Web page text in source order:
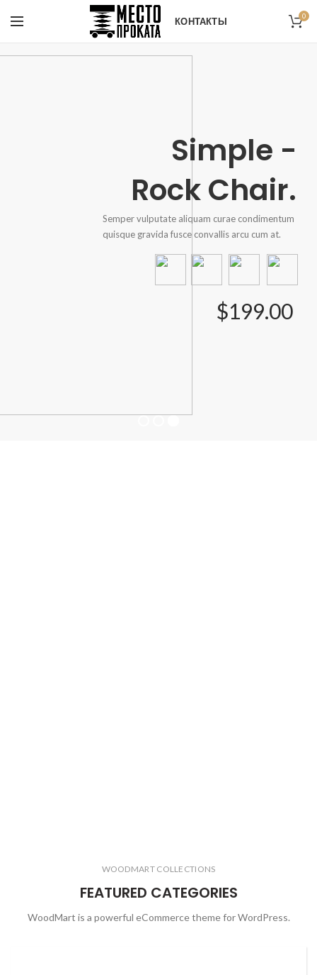
КОНТАКТЫ 0
WOODMART COLLECTIONS
FEATURED CATEGORIES
WoodMart is a powerful eCommerce theme for WordPress.